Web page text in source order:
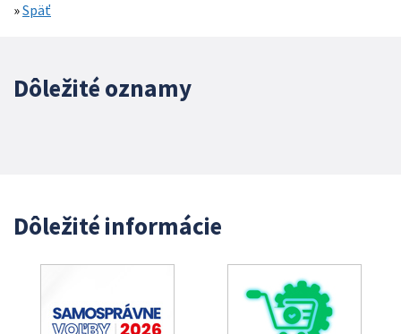
»Späť
Dôležité oznamy
Dôležité informácie